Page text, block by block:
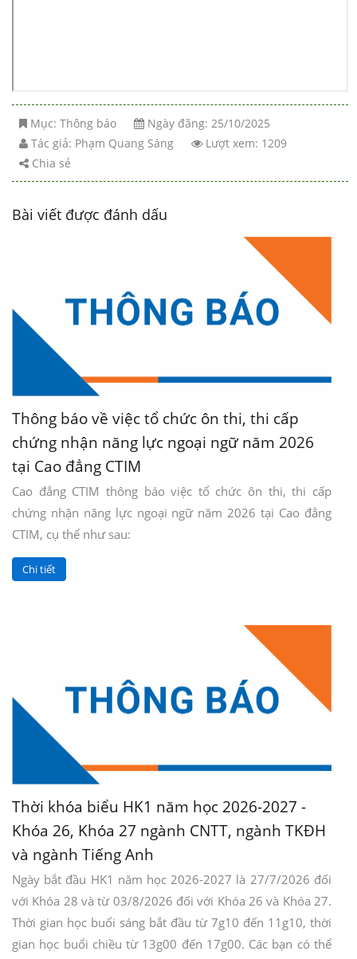
Mục: Thông báo
Ngày đăng: 25/10/2025
Tác giả: Phạm Quang Sáng
Lượt xem: 1209
Chia sẻ
Bài viết được đánh dấu
Thông báo về việc tổ chức ôn thi, thi cấp
chứng nhận năng lực ngoại ngữ năm 2026
tại Cao đẳng CTIM
Cao đẳng CTIM thông báo việc tổ chức ôn thi, thi cấp
chứng nhận năng lực ngoại ngữ năm 2026 tại Cao đẳng
CTIM, cụ thể như sau:
Chi tiết
Thời khóa biểu HK1 năm học 2026-2027 -
Khóa 26, Khóa 27 ngành CNTT, ngành TKĐH
và ngành Tiếng Anh
Ngày bắt đầu HK1 năm học 2026-2027 là 27/7/2026 đối
với Khóa 28 và từ 03/8/2026 đối với Khóa 26 và Khóa 27.
Thời gian học buổi sáng bắt đầu từ 7g10 đến 11g10, thời
gian học buổi chiều từ 13g00 đến 17g00. Các bạn có thể